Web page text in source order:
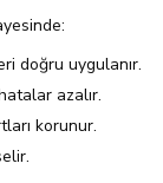
doğru uygulanır.
azalır.
korunur.